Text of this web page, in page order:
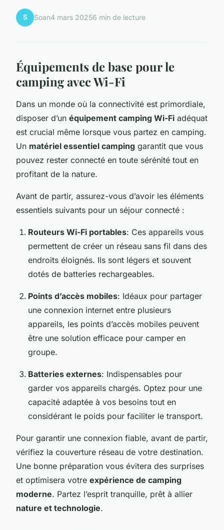
S Soan4 mars 20256 min de lecture
Équipements de base pour le
camping avec Wi-Fi
Dans un monde où la connectivité est primordiale,
disposer d’un équipement camping Wi-Fi adéquat
est crucial même lorsque vous partez en camping.
Un matériel essentiel camping garantit que vous
pouvez rester connecté en toute sérénité tout en
profitant de la nature.
Avant de partir, assurez-vous d’avoir les éléments
essentiels suivants pour un séjour connecté :
Routeurs Wi-Fi portables: Ces appareils vous
permettent de créer un réseau sans fil dans des
endroits éloignés. Ils sont légers et souvent
dotés de batteries rechargeables.
Points d’accès mobiles: Idéaux pour partager
une connexion internet entre plusieurs
appareils, les points d’accès mobiles peuvent
être une solution efficace pour camper en
groupe.
Batteries externes: Indispensables pour
garder vos appareils chargés. Optez pour une
capacité adaptée à vos besoins tout en
considérant le poids pour faciliter le transport.
Pour garantir une connexion fiable, avant de partir,
vérifiez la couverture réseau de votre destination.
Une bonne préparation vous évitera des surprises
et optimisera votre expérience de camping
moderne. Partez l’esprit tranquille, prêt à allier
nature et technologie.